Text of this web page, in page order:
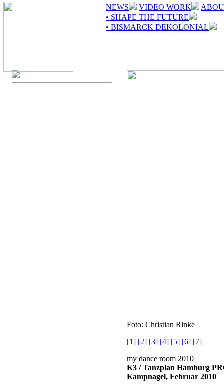
NEWS VIDEO WORK
• SHAPE THE FUTURE
• BISMARCK DEKOLONIAL
Foto: Christian Rinke
[1] [2] [3] [4] [5] [6] [7]
my dance room 2010
K3 / Tanzplan Hamburg
Kampnagel, Februar 2010